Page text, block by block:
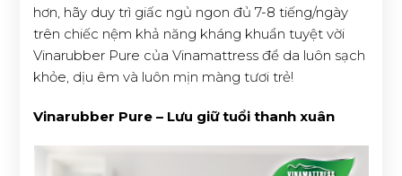
hơn, hãy duy trì giấc ngủ ngon đủ 7-8 tiếng/ngày
trên chiếc nệm khả năng kháng khuẩn tuyệt vời
Vinarubber Pure của Vinamattress để da luôn sạch
khỏe, dịu êm và luôn mịn màng tươi trẻ!
Vinarubber Pure – Lưu giữ tuổi thanh xuân